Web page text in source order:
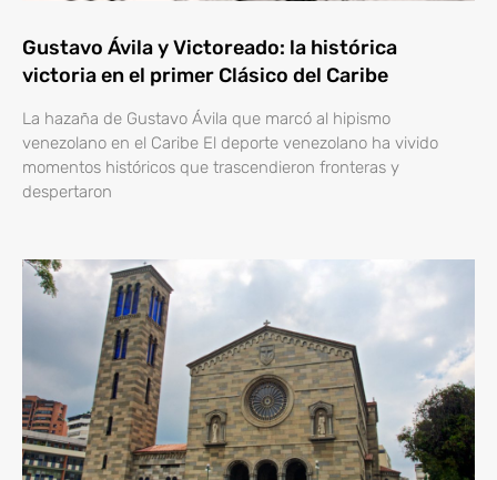
Gustavo Ávila y Victoreado: la histórica
victoria en el primer Clásico del Caribe
La hazaña de Gustavo Ávila que marcó al hipismo
venezolano en el Caribe El deporte venezolano ha vivido
momentos históricos que trascendieron fronteras y
despertaron